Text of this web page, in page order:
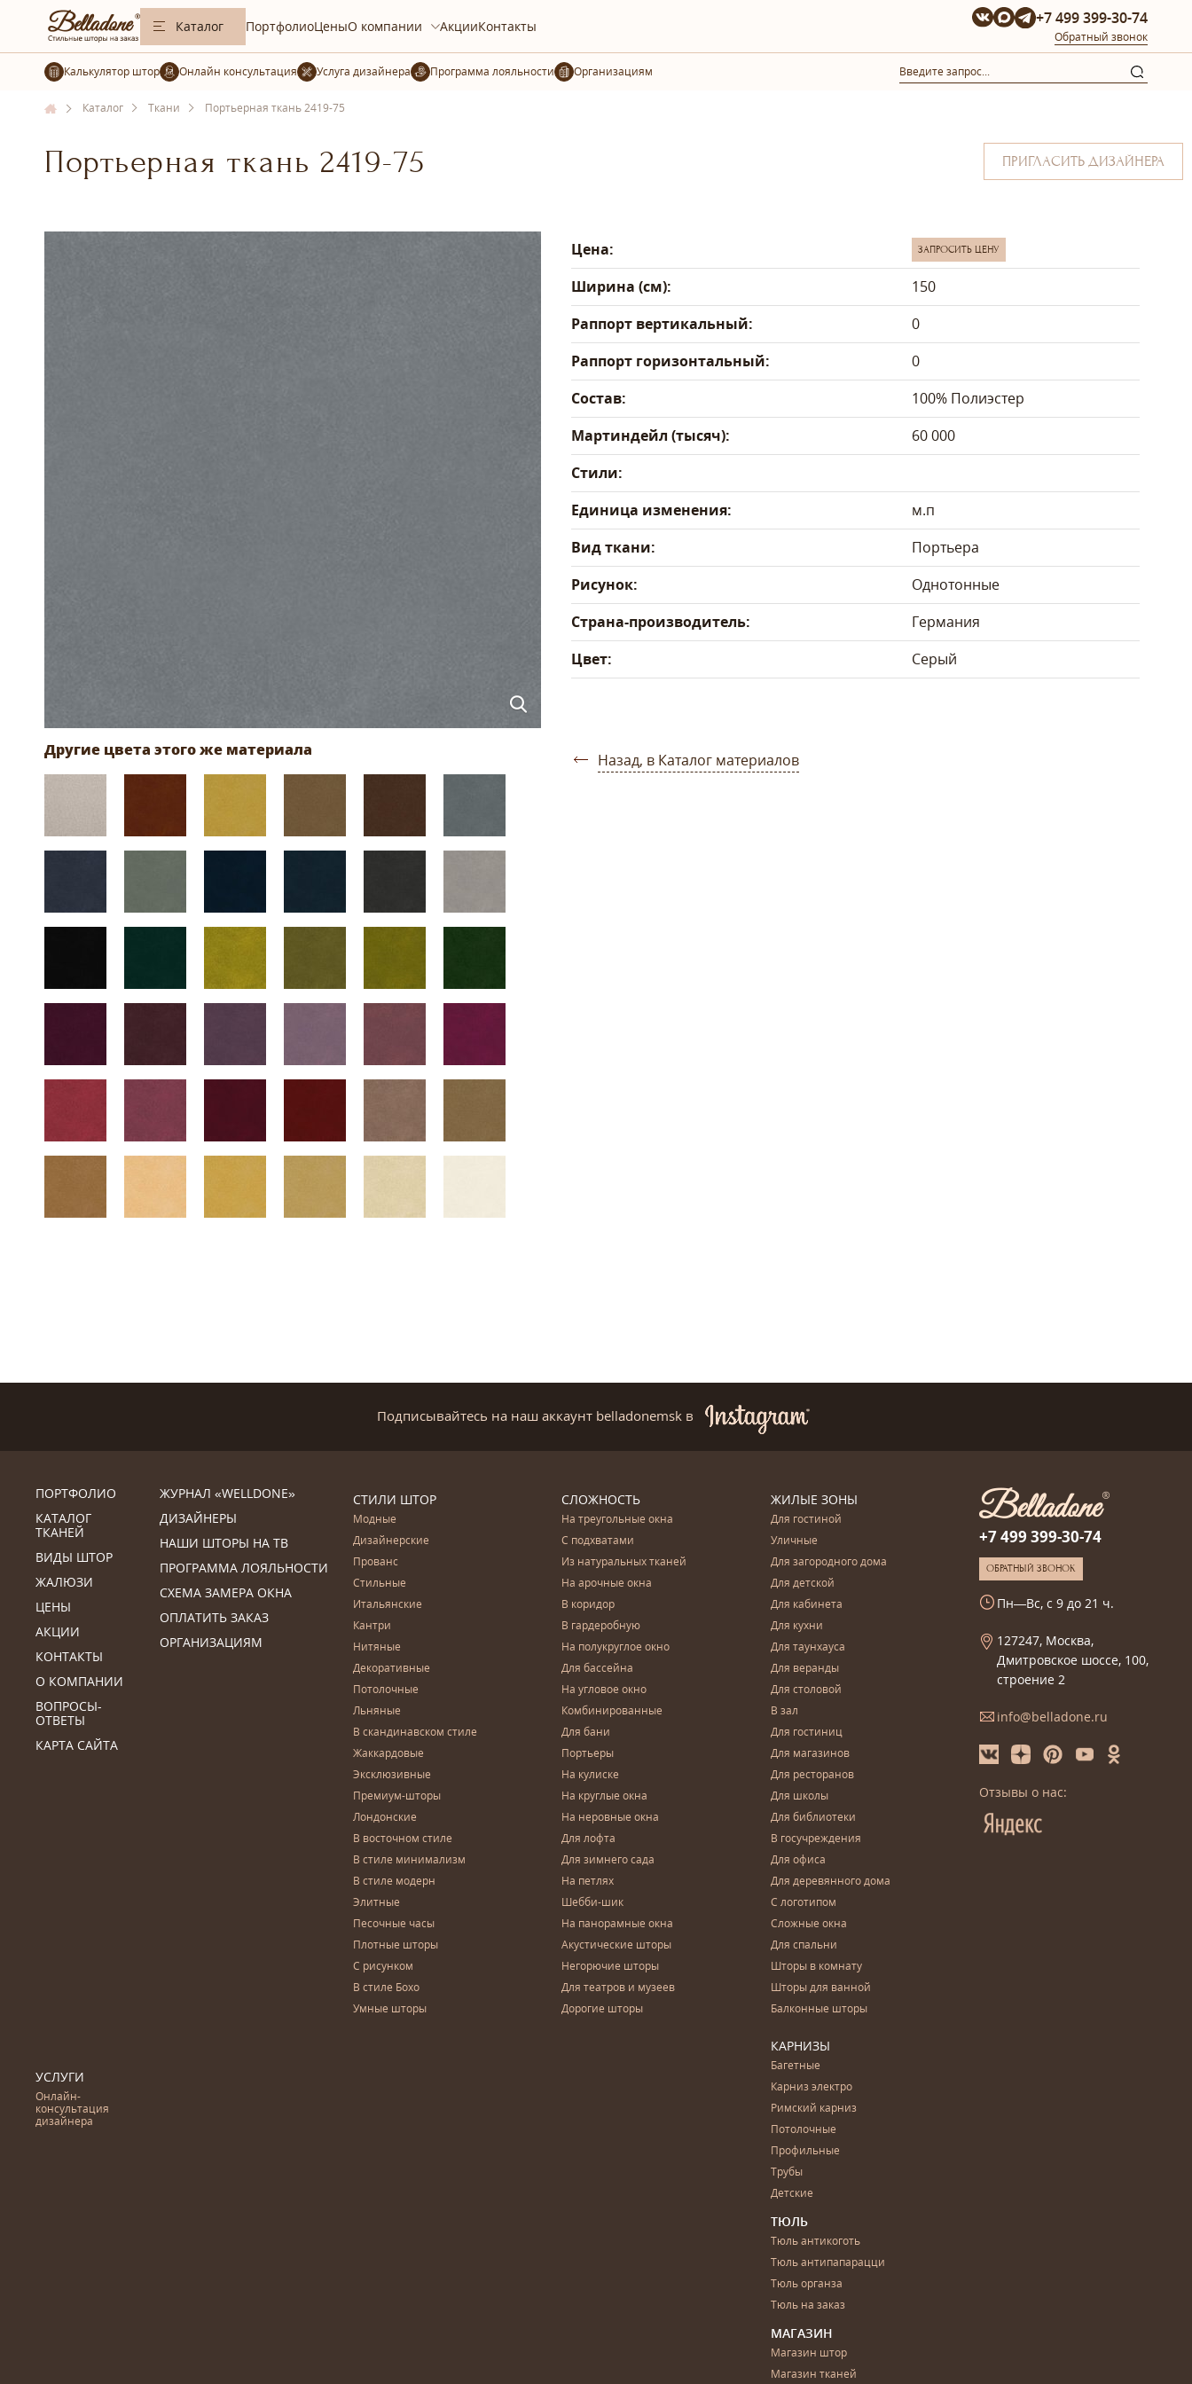
Каталог ПортфолиоЦеныО компании АкцииКонтакты +7 499 399-30-74
Обратный звонок
Калькулятор штор Услуга дизайнера Организациям
Каталог Ткани Портьерная ткань 2419-75
Портьерная ткань 2419-75 ПРИГЛАСИТЬ ДИЗАЙНЕРА
Цена: ЗАПРОСИТЬ ЦЕНУ
Ширина (см):
150
Раппорт вертикальный:
0
Раппорт горизонтальный:
0
Состав:
100% Полиэстер
Мартиндейл (тысяч):
60 000
Стили:
Единица изменения:
м.п
Вид ткани:
Портьера
Рисунок:
Однотонные
Страна-производитель:
Германия
Цвет:
Серый
Назад, в Каталог материалов
Подписывайтесь на наш аккаунт belladonemsk в
ПОРТФОЛИО
КАТАЛОГ
ТКАНЕЙ
ВИДЫ ШТОР
ЖАЛЮЗИ
ЦЕНЫ
АКЦИИ
КОНТАКТЫ
О КОМПАНИИ
ВОПРОСЫ-
ОТВЕТЫ
КАРТА САЙТА
ЖУРНАЛ «WELLDONE»
ДИЗАЙНЕРЫ
НАШИ ШТОРЫ НА ТВ
ПРОГРАММА ЛОЯЛЬНОСТИ
СХЕМА ЗАМЕРА ОКНА
ОПЛАТИТЬ ЗАКАЗ
ОРГАНИЗАЦИЯМ
УСЛУГИ
Онлайн-
консультация
дизайнера
СТИЛИ ШТОР
Модные
Дизайнерские
Прованс
Стильные
Итальянские
Кантри
Нитяные
Декоративные
Потолочные
Льняные
В скандинавском стиле
Жаккардовые
Эксклюзивные
Премиум-шторы
Лондонские
В восточном стиле
В стиле минимализм
В стиле модерн
Элитные
Песочные часы
Плотные шторы
С рисунком
В стиле Бохо
Умные шторы
СЛОЖНОСТЬ
На треугольные окна
С подхватами
Из натуральных тканей
На арочные окна
В коридор
В гардеробную
На полукруглое окно
Для бассейна
На угловое окно
Комбинированные
Для бани
Портьеры
На кулиске
На круглые окна
На неровные окна
Для лофта
Для зимнего сада
На петлях
Шебби-шик
На панорамные окна
Акустические шторы
Негорючие шторы
Для театров и музеев
Дорогие шторы
ЖИЛЫЕ ЗОНЫ
Для гостиной
Уличные
Для загородного дома
Для детской
Для кабинета
Для кухни
Для таунхауса
Для веранды
Для столовой
В зал
Для гостиниц
Для магазинов
Для ресторанов
Для школы
Для библиотеки
В госучреждения
Для офиса
Для деревянного дома
С логотипом
Сложные окна
Для спальни
Шторы в комнату
Шторы для ванной
Балконные шторы
КАРНИЗЫ
Багетные
Карниз электро
Римский карниз
Потолочные
Профильные
Трубы
Детские
ТЮЛЬ
Тюль антикоготь
Тюль антипапарацци
Тюль органза
Тюль на заказ
МАГАЗИН
Магазин штор
Магазин тканей
+7 499 399-30-74
ОБРАТНЫЙ ЗВОНОК
Пн—Вс, с 9 до 21 ч.
127247, Москва,
Дмитровское шоссе, 100,
строение 2
info@belladone.ru
Отзывы о нас: